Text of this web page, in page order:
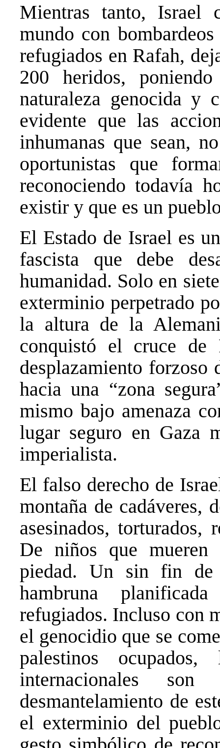
Mientras tanto, Israel
mundo con
refugiados en Rafah,
200 heridos,
naturaleza genocida y
evidente que las
inhumanas que sean,
oportunistas que
reconociendo todavía
existir y que es un
El Estado de Israel es
fascista que debe
humanidad. Solo en
exterminio perpetrado
la altura de la
conquistó el cruce
desplazamiento forzoso
hacia una “zona
mismo bajo amenaza
lugar seguro en Gaza
imperialista.
El falso derecho de
montaña de cadáveres,
asesinados, torturados,
De niños que mueren
piedad. Un sin fin de
hambruna
refugiados. Incluso con
el genocidio que se
palestinos ocupados,
internacionales
desmantelamiento de
el exterminio del